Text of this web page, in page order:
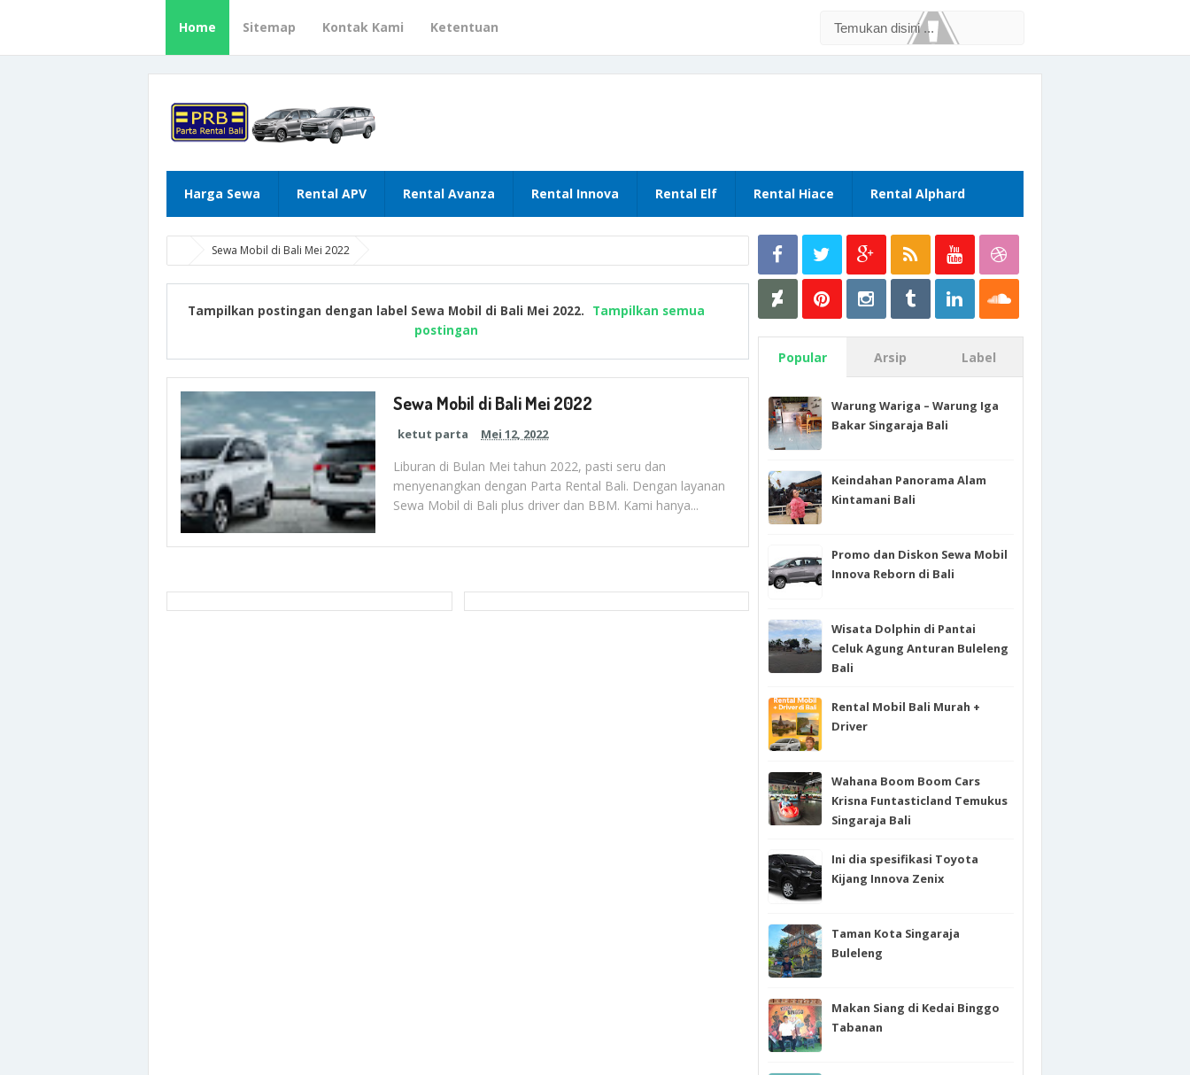
Home Sitemap Kontak Kami Ketentuan
Harga Sewa Rental APV Rental Avanza Rental Innova Rental Elf Rental Hiace Rental Alphard
Sewa Mobil di Bali Mei 2022
Tampilkan postingan dengan label Sewa Mobil di Bali Mei 2022.
Tampilkan semua
postingan
Sewa Mobil di Bali Mei 2022
ketut parta Mei 12, 2022
Liburan di Bulan Mei tahun 2022, pasti seru dan
menyenangkan dengan Parta Rental Bali. Dengan layanan
Sewa Mobil di Bali plus driver dan BBM. Kami hanya...
Popular Arsip Label
Warung Wariga – Warung Iga
Bakar Singaraja Bali
Keindahan Panorama Alam
Kintamani Bali
Promo dan Diskon Sewa Mobil
Innova Reborn di Bali
Wisata Dolphin di Pantai
Celuk Agung Anturan Buleleng
Bali
Rental Mobil Bali Murah +
Driver
Wahana Boom Boom Cars
Krisna Funtasticland Temukus
Singaraja Bali
Ini dia spesifikasi Toyota
Kijang Innova Zenix
Taman Kota Singaraja
Buleleng
Makan Siang di Kedai Binggo
Tabanan